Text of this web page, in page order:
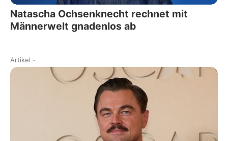
Natascha Ochsenknecht rechnet mit
Männerwelt gnadenlos ab
Artikel -